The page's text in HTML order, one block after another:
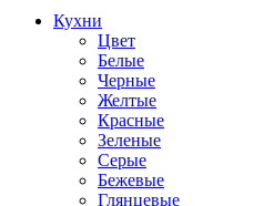
Кухни
Цвет
Белые
Черные
Желтые
Красные
Зеленые
Серые
Бежевые
Глянцевые